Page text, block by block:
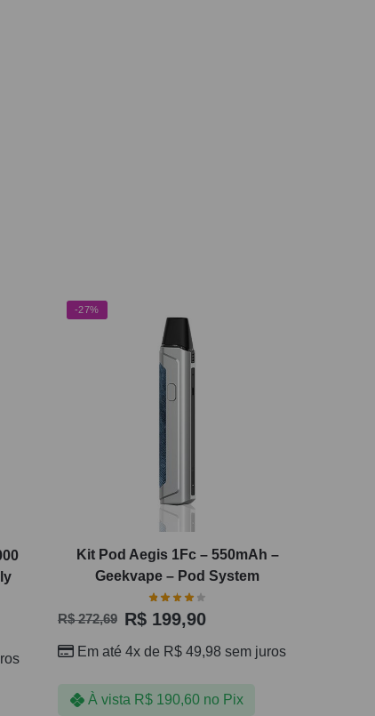
-27%
Kit Pod Aegis 1Fc – 550mAh –
Geekvape – Pod System
R$272,69 R$199,90
Em até 4x de R$49,98 sem juros
À vista R$190,60 no Pix